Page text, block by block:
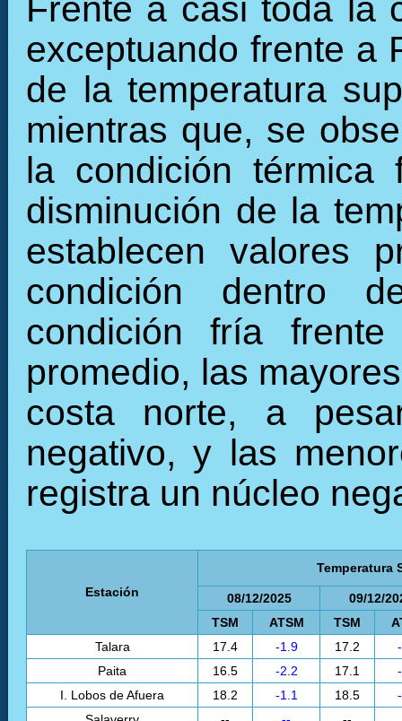
Frente a casi toda la
exceptuando frente a
de la temperatura
mientras que, se
la condición
disminución de la
establecen valores
condición dentro
condición fría
promedio, las
costa norte, a
negativo, y las
registra un núcleo
Estación
Temperatura
08/12/2025
09/12/
TSM
ATSM TSM
Talara
17.4 -1.9 17.2
Paita
16.5 -2.2 17.1
I. Lobos de Afuera
18.2 -1.1 18.5